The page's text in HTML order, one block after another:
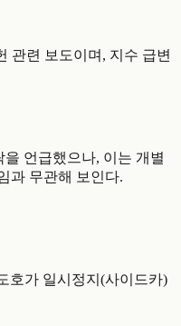
관련 보도이며, 지수 급변
을 언급했으나, 이는 개별
과 무관해 보인다.
호가 일시정지(사이드카)